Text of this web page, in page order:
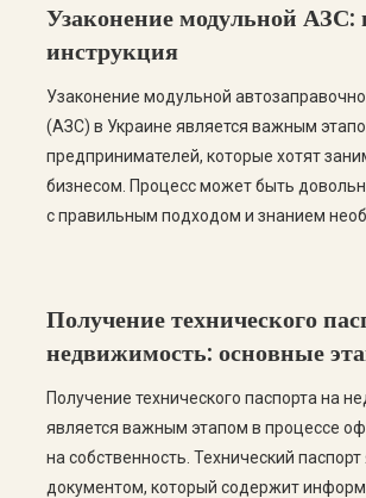
Узаконение модульной АЗС:
инструкция
Узаконение модульной
(АЗС) в Украине является важным
предпринимателей, которые хотят
бизнесом. Процесс может быть
с правильным подходом и знанием
ответим на самые частые вопросы. […]
Получение технического
недвижимость: основные
Получение технического паспорта на
является важным этапом в процессе
на собственность. Технический паспорт
документом, который содержит